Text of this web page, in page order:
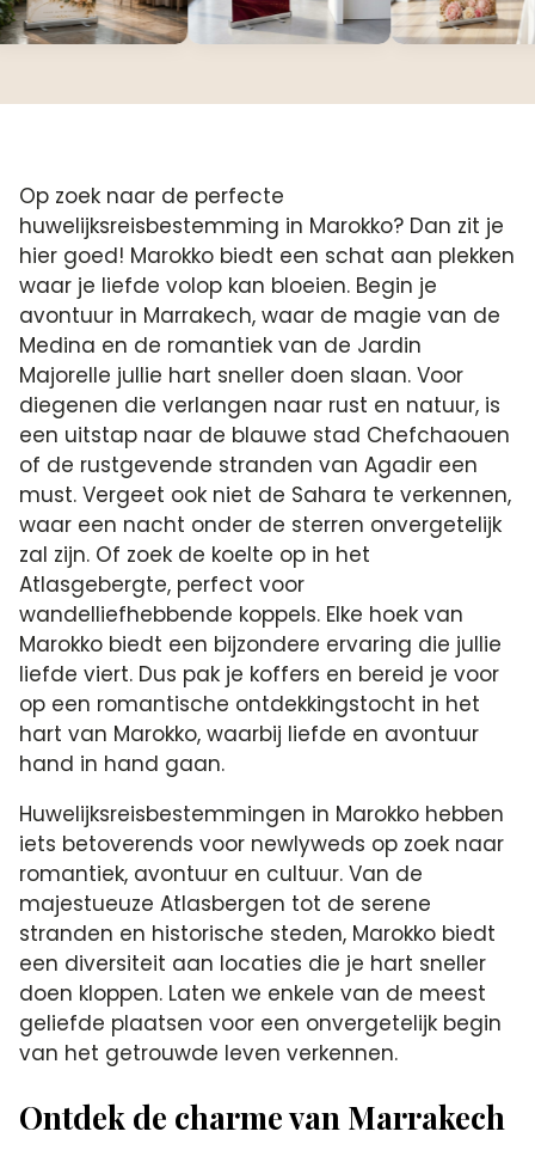
Op zoek naar de perfecte
huwelijksreisbestemming in Marokko? Dan zit je
hier goed! Marokko biedt een schat aan plekken
waar je liefde volop kan bloeien. Begin je
avontuur in Marrakech, waar de magie van de
Medina en de romantiek van de Jardin
Majorelle jullie hart sneller doen slaan. Voor
diegenen die verlangen naar rust en natuur, is
een uitstap naar de blauwe stad Chefchaouen
of de rustgevende stranden van Agadir een
must. Vergeet ook niet de Sahara te verkennen,
waar een nacht onder de sterren onvergetelijk
zal zijn. Of zoek de koelte op in het
Atlasgebergte, perfect voor
wandelliefhebbende koppels. Elke hoek van
Marokko biedt een bijzondere ervaring die jullie
liefde viert. Dus pak je koffers en bereid je voor
op een romantische ontdekkingstocht in het
hart van Marokko, waarbij liefde en avontuur
hand in hand gaan.
Huwelijksreisbestemmingen in Marokko hebben
iets betoverends voor newlyweds op zoek naar
romantiek, avontuur en cultuur. Van de
majestueuze Atlasbergen tot de serene
stranden en historische steden, Marokko biedt
een diversiteit aan locaties die je hart sneller
doen kloppen. Laten we enkele van de meest
geliefde plaatsen voor een onvergetelijk begin
van het getrouwde leven verkennen.
Ontdek de charme van Marrakech